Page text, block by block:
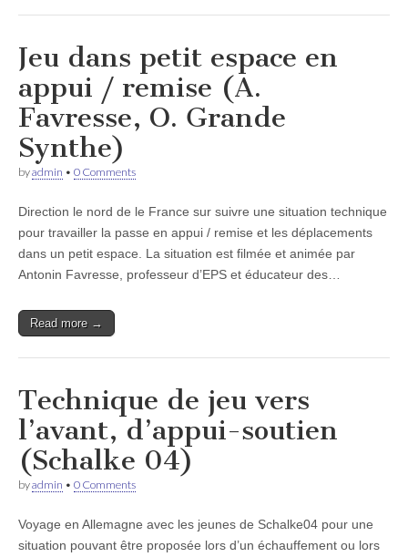
Jeu dans petit espace en
appui / remise (A.
Favresse, O. Grande
Synthe)
byadmin • 0 Comments
Direction le nord de le France sur suivre une situation technique
pour travailler la passe en appui / remise et les déplacements
dans un petit espace. La situation est filmée et animée par
Antonin Favresse, professeur d’EPS et éducateur des…
Read more →
Technique de jeu vers
l’avant, d’appui-soutien
(Schalke 04)
byadmin • 0 Comments
Voyage en Allemagne avec les jeunes de Schalke04 pour une
situation pouvant être proposée lors d’un échauffement ou lors